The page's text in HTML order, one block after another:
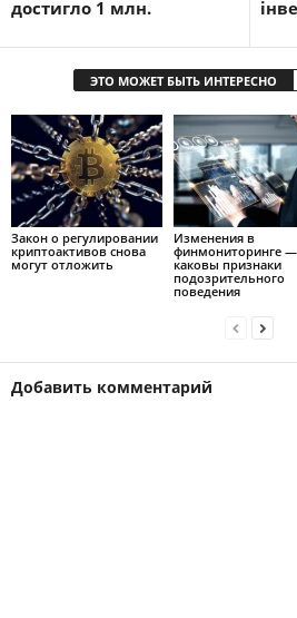
достигло 1 млн.
ЭТО МОЖЕТ БЫТЬ ИНТЕРЕСНО
Закон о регулировании
криптоактивов снова
могут отложить
Изменения в
финмониторинге —
каковы признаки
подозрительного
поведения
Добавить комментарий